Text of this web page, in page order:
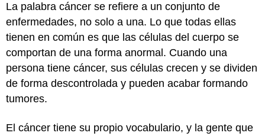
La palabra cáncer se refiere a un conjunto de
enfermedades, no solo a una. Lo que todas ellas
tienen en común es que las células del cuerpo se
comportan de una forma anormal. Cuando una
persona tiene cáncer, sus células crecen y se dividen
de forma descontrolada y pueden acabar formando
tumores.
El cáncer tiene su propio vocabulario, y la gente que